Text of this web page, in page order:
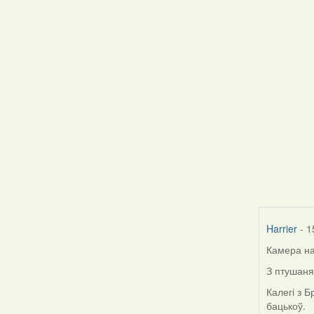
Harrier -
Камера
З
Калегі з
бацькоў.